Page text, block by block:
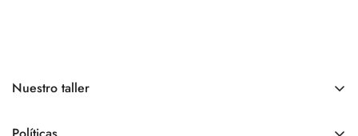
Nuestro taller